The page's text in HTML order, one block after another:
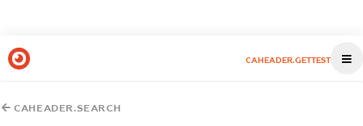
CAHEADER.GETTEST
CAHEADER.SEARCH